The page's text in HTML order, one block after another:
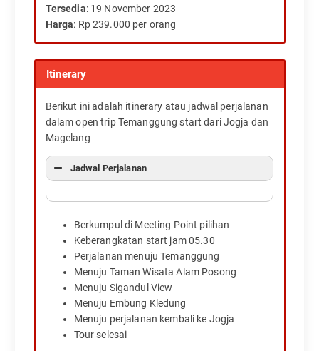
Tersedia: 19 November 2023
Harga: Rp 239.000 per orang
Itinerary
Berikut ini adalah itinerary atau jadwal perjalanan
dalam open trip Temanggung start dari Jogja dan
Magelang
Jadwal Perjalanan
Berkumpul di Meeting Point pilihan
Keberangkatan start jam 05.30
Perjalanan menuju Temanggung
Menuju Taman Wisata Alam Posong
Menuju Sigandul View
Menuju Embung Kledung
Menuju perjalanan kembali ke Jogja
Tour selesai